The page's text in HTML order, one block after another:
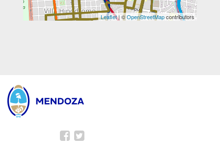
Leaflet| ©OpenStreetMapcontributors